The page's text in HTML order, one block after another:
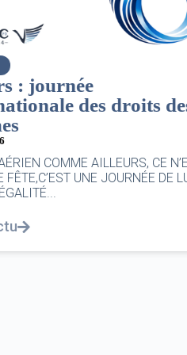
Le Conseil
du groupe AF : Qui,
Comment ?
06/03/2026
Le Conseil, ce sont 11 personnes,
au moins une fois chaque
Lire l'actu